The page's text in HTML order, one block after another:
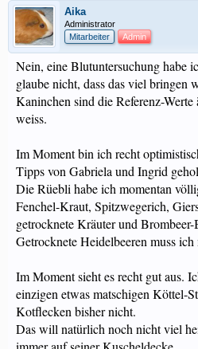
Aika
Administrator
Mitarbeiter
Admin
Nein, eine Blutuntersuchung habe
glaube nicht, dass das viel bringen
Kaninchen sind die Referenz-Werte
weiss.
Im Moment bin ich recht
Tipps von Gabriela und Ingrid
Die Rüebli habe ich momentan
Fenchel-Kraut, Spitzwegerich,
getrocknete Kräuter und Brombeer-
Getrocknete Heidelbeeren muss
Im Moment sieht es recht gut aus.
einzigen etwas matschigen Köttel-
Kotflecken bisher nicht.
Das will natürlich noch nicht viel